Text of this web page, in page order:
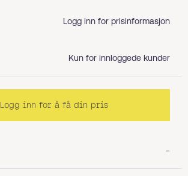
-
Logg inn for prisinformasjon
Kun for innloggede kunder
Logg inn for å få din pris